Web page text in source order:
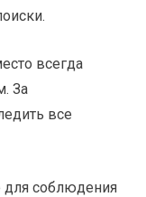
всегда
За
все
для соблюдения